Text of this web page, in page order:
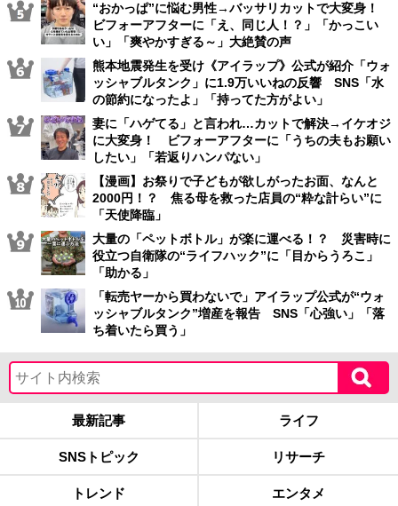
“おかっぱ”に悩む男性→バッサリカットで大変身！
ビフォーアフターに「え、同じ人！？」「かっこい
い」「爽やかすぎる～」大絶賛の声
熊本地震発生を受け《アイラップ》公式が紹介「ウォ
ッシャブルタンク」に1.9万いいねの反響 SNS「水
の節約になったよ」「持ってた方がよい」
妻に「ハゲてる」と言われ…カットで解決→イケオジ
に大変身！ ビフォーアフターに「うちの夫もお願い
したい」「若返りハンパない」
【漫画】お祭りで子どもが欲しがったお面、なんと
2000円！？ 焦る母を救った店員の“粋な計らい”に
「天使降臨」
大量の「ペットボトル」が楽に運べる！？ 災害時に
役立つ自衛隊の“ライフハック”に「目からうろこ」
「助かる」
「転売ヤーから買わないで」アイラップ公式が“ウォ
ッシャブルタンク”増産を報告 SNS「心強い」「落
ち着いたら買う」
最新記事 ライフ
SNSトピック リサーチ
トレンド エンタメ